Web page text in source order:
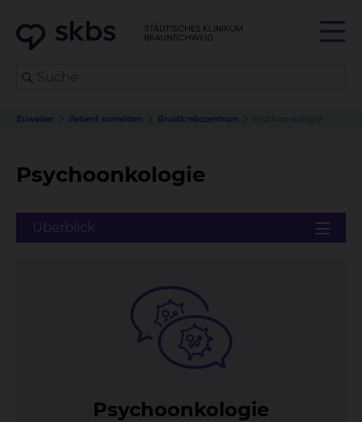
Zuweiser Patient anmelden Brustkrebszentrum Psychoonkologie
Psychoonkologie
Psy­choon­ko­lo­gie